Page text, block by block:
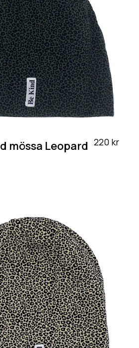
mössa Leopard 220 kr